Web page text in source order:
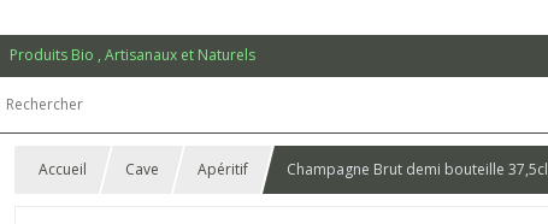
Produits Bio , Artisanaux et Naturels
Accueil Cave Apéritif Champagne Brut demi bouteille 37,5cl